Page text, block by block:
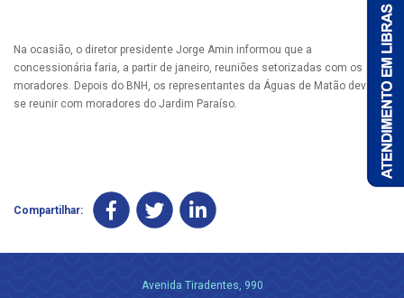
Na ocasião, o diretor presidente Jorge Amin informou que a
concessionária faria, a partir de janeiro, reuniões setorizadas com os
moradores. Depois do BNH, os representantes da Águas de Matão devem
se reunir com moradores do Jardim Paraíso.
Compartilhar:
Avenida Tiradentes, 990